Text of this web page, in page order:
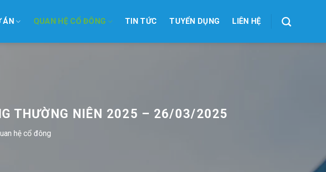
ÁN QUAN HỆ CỔ ĐÔNG TIN TỨC TUYỂN DỤNG LIÊN HỆ
THƯỜNG NIÊN 2025 – 26/03/2025
hệ cổ đông